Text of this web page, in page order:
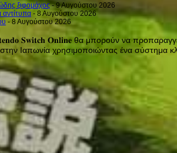
ξιφομάχος- 9 Αυγούστου 2026
- 8 Αυγούστου 2026
- 8 Αυγούστου 2026
𝐒𝐰𝐢𝐭𝐜𝐡 𝐎𝐧𝐥𝐢𝐧𝐞 θα μπορούν να
Ιαπωνία χρησιμοποιώντας ένα σύστημα